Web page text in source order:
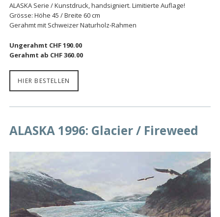
ALASKA Serie / Kunstdruck, handsigniert. Limitierte Auflage!
Grösse: Höhe 45 / Breite 60 cm
Gerahmt mit Schweizer Naturholz-Rahmen
Ungerahmt CHF 190.00
Gerahmt ab CHF 360.00
HIER BESTELLEN
ALASKA 1996: Glacier / Fireweed